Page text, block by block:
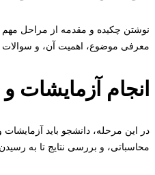
نوشتن چکیده و مقدمه از مراحل مهم
معرفی موضوع، اهمیت آن، و سوالات
انجام آزمایشات
در این مرحله، دانشجو باید آزمایشات
محاسباتی، و بررسی نتایج تا به